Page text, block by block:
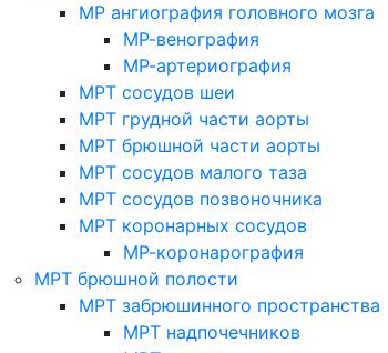
МР ангиография головного мозга
МР-венография
МР-артериография
МРТ сосудов шеи
МРТ грудной части аорты
МРТ брюшной части аорты
МРТ сосудов малого таза
МРТ сосудов позвоночника
МРТ коронарных сосудов
МР-коронарография
МРТ брюшной полости
МРТ забрюшинного пространства
МРТ надпочечников